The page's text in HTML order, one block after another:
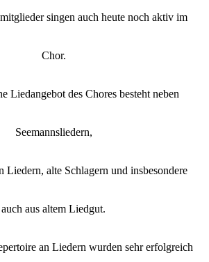
singen auch heute noch aktiv im
Chor.
Liedangebot des Chores besteht neben
Seemannsliedern,
Liedern, alte Schlagern und insbesondere
auch aus altem Liedgut.
an Liedern wurden sehr erfolgreich